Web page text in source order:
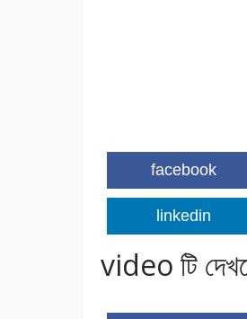
facebook
linkedin
video টি